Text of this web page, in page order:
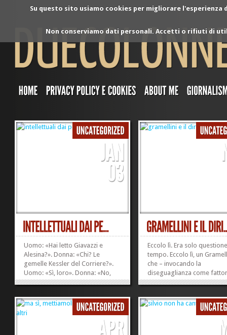
Su questo sito usiamo cookies per migliorare
Non conserviamo dati personali. Accetti o rifiuti di
Uomo: «Hai letto Giavazzi e
Alesina?». Donna: «Chi? Le
gemelle Kessler del Corriere?».
Uomo: «Sì, loro». Donna: «No,
non ho letto. Avrei dovuto?».
e alla fine dicono tipo: “caro
presidente del Consiglio,
»»
Eccolo lì. Era solo
tempo. Eccolo lì, un
che – invocando la
diseguaglianza come
frizione vitale – ci spiega
compiuta occorre avere il
coraggio di rimettere in
discussione il diritto di